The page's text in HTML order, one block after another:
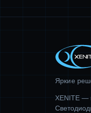
Яркие
XENITE —